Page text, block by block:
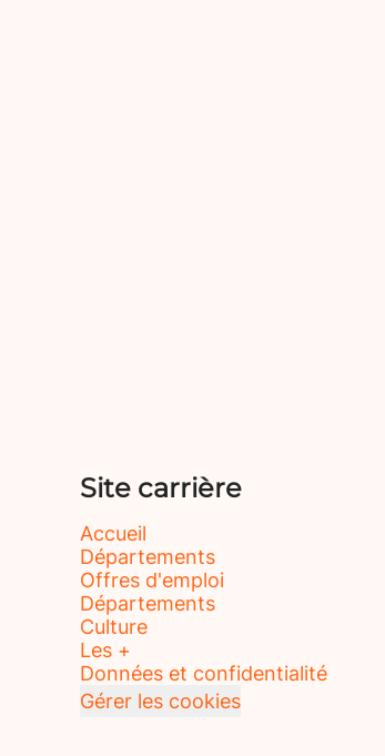
Site carrière
Accueil
Départements
Offres d'emploi
Départements
Culture
Les +
Données et confidentialité
Gérer les cookies